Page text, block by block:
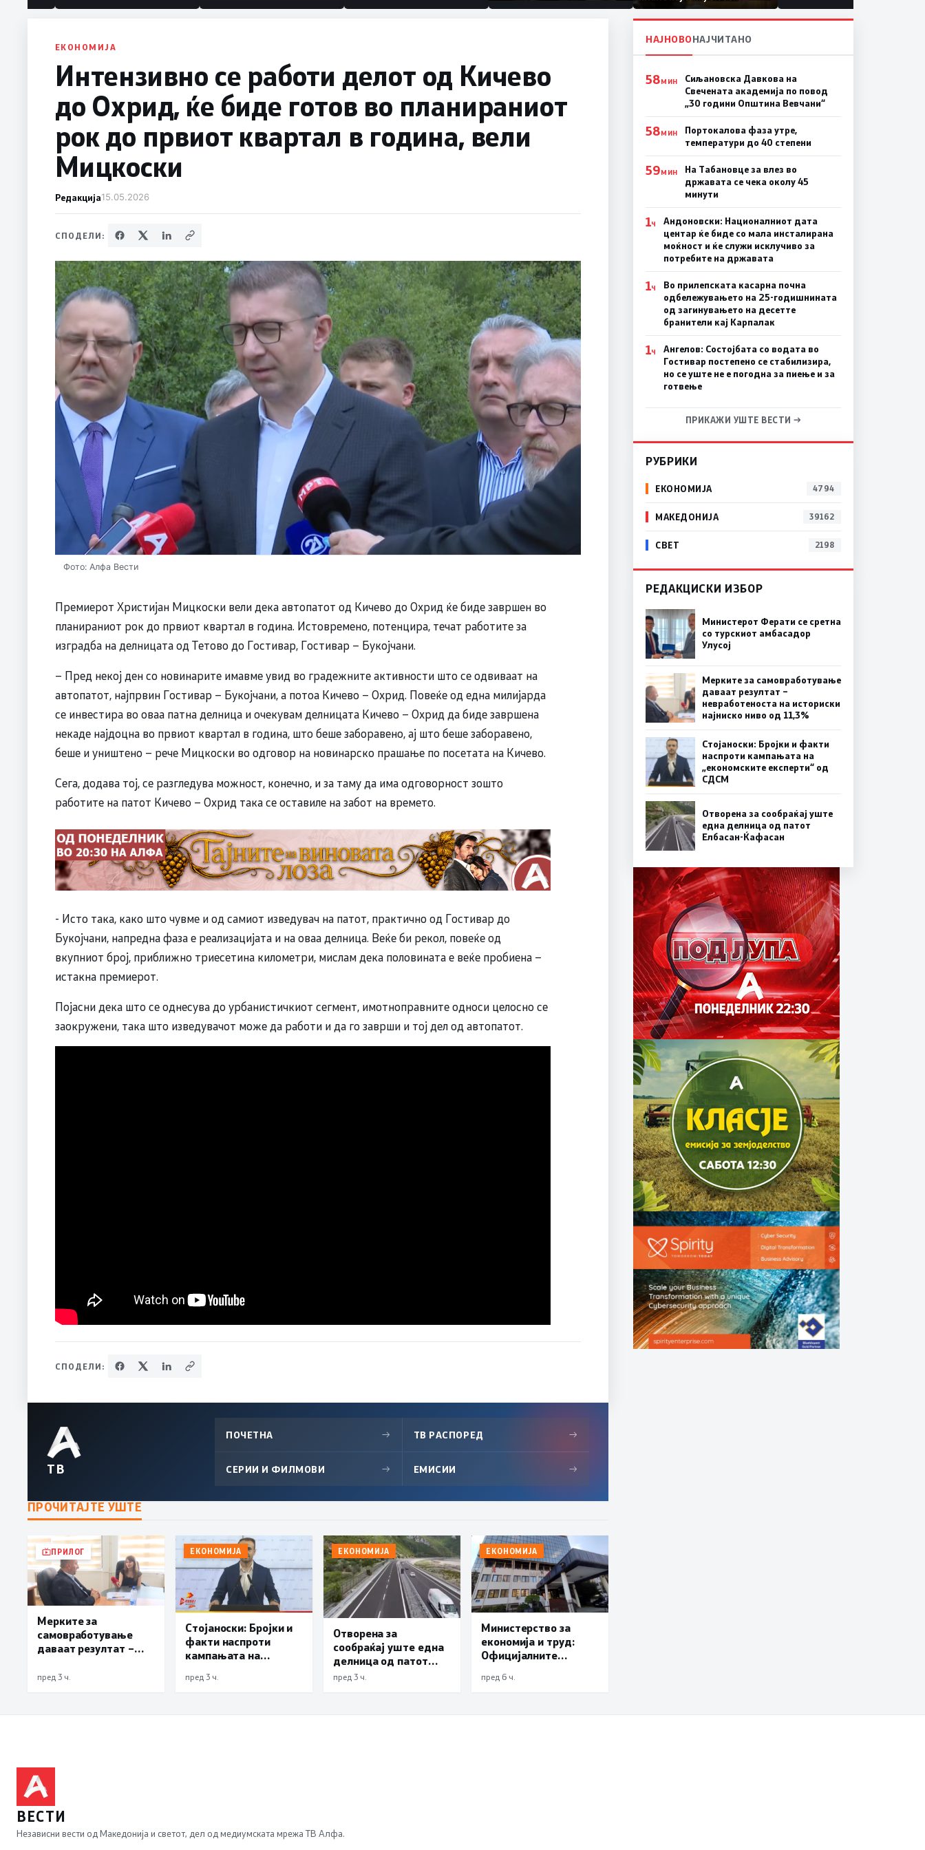
половина тунел во слепа
првачиња помалку
ЕКОНОМИЈА
Интензивно се работи делот од Кичево
до Охрид, ќе биде готов во планираниот
рок до првиот квартал в година, вели
Мицкоски
Редакција15.05.2026
СПОДЕЛИ:
Фото: Алфа Вести
Премиерот Христијан Мицкоски вели дека автопатот од Кичево до Охрид ќе биде завршен во
планираниот рок до првиот квартал в година. Истовремено, потенцира, течат работите за
изградба на делницата од Тетово до Гостивар, Гостивар – Букојчани.
– Пред некој ден со новинарите имавме увид во градежните активности што се одвиваат на
автопатот, најпрвин Гостивар – Букојчани, а потоа Кичево – Охрид. Повеќе од една милијарда
се инвестира во оваа патна делница и очекувам делницата Кичево – Охрид да биде завршена
некаде најдоцна во првиот квартал в година, што беше заборавено, аj што беше заборавено,
беше и уништено – рече Мицкоски во одговор на новинарско прашање по посетата на Кичево.
Сега, додава тој, се разгледува можност, конечно, и за таму да има одговорност зошто
работите на патот Кичево – Охрид така се оставиле на забот на времето.
​- Исто така, како што чувме и од самиот изведувач на патот, практично од Гостивар до
Букојчани, напредна фаза е реализацијата и на оваа делница. Веќе би рекол, повеќе од
вкупниот број, приближно триесетина километри, мислам дека половината е веќе пробиена –
истакна премиерот.
Појасни дека што се однесува до урбанистичкиот сегмент, имотноправните односи целосно се
заокружени, така што изведувачот може да работи и да го заврши и тој дел од автопатот.
СПОДЕЛИ:
ТВ
ПОЧЕТНА → ТВ РАСПОРЕД →
СЕРИИ И ФИЛМОВИ → ЕМИСИИ →
ПРОЧИТАЈТЕ УШТЕ
ПРИЛОГ
Мерките за
самовработување
даваат резултат –
историски најниско
пред 3 ч.
ЕКОНОМИЈА
Стојаноски: Бројки и
факти наспроти
кампањата на
експерти“ од СДСM
пред 3 ч.
ЕКОНОМИЈА
Отворена за
сообраќај уште една
делница од патот
Елбасан-Ќафасан
пред 3 ч.
ЕКОНОМИЈА
Министерство за
економија и труд:
Официјалните
упатуваат на потреба
пред 6 ч.
НАЈНОВОНАЈЧИТАНО
58МИН
Сиљановска Давкова на
Свечената академија по повод
„30 години Општина Вевчани“
58МИН
Портокалова фаза утре,
температури до 40 степени
59МИН
На Табановце за влез во
државата се чека околу 45
минути
1Ч
Андоновски: Националниот дата
центар ќе биде со мала инсталирана
моќност и ќе служи исклучиво за
потребите на државата
1Ч
Во прилепската касарна почна
одбележувањето на 25-годишнината
од загинувањето на десетте
бранители кај Карпалак
1Ч
Ангелов: Состојбата со водата во
Гостивар постепено се стабилизира,
но се уште не е погодна за пиење и за
готвење
ПРИКАЖИ УШТЕ ВЕСТИ →
РУБРИКИ
ЕКОНОМИЈА 4794
МАКЕДОНИЈА 39162
СВЕТ 2198
РЕДАКЦИСКИ ИЗБОР
Министерот Ферати се сретна
со турскиот амбасадор
Улусој
Мерките за самовработување
даваат резултат –
невработеноста на историски
најниско ниво од 11,3%
Стојаноски: Бројки и факти
наспроти кампањата на
„економските експерти“ од
СДСM
Отворена за сообраќај уште
една делница од патот
Елбасан-Ќафасан
ВЕСТИ
Независни вести од Македонија и светот, дел од медиумската мрежа ТВ Алфа.